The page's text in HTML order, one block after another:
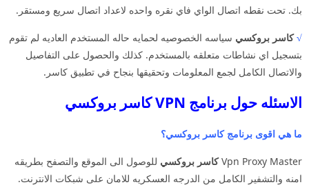
بك. تحت نقطه اتصال الواي فاي نقره واحده لاعداد اتصال سريع ومستقر.
√ كاسر بروكسي سياسه الخصوصيه لحمايه حاله المستخدم العاديه لم تقوم
بتسجيل اي نشاطات متعلقه بالمستخدم. كذلك والحصول على التفاصيل
والاتصال الكامل لجمع المعلومات وتحقيقها بنجاح في تطبيق كاسر.
الاسئله حول برنامج VPN كاسر بروكسي
ما هي اقوى برنامج كاسر بروكسي؟
Vpn Proxy Master كاسر بروكسي للوصول الى الموقع والتصفح بطريقه
امنه والتشفير الكامل من الدرجه العسكريه للامان على شبكات الانترنت.